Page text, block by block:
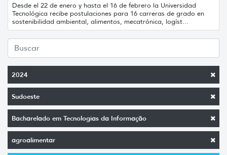
2024
Sudoeste
Bacharelado em Tecnologias da Informação
agroalimentar
Desde el 22 de enero y hasta el 16 de febrero la Universidad
Tecnológica recibe postulaciones para 16 carreras de grado en
sostenibilidad ambiental, alimentos, mecatrónica, logíst...